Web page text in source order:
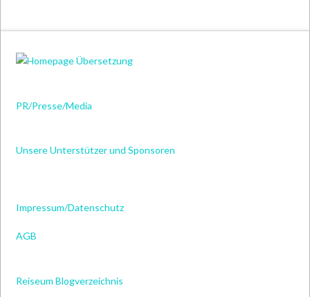
PR/Presse/Media
Unsere Unterstützer und Sponsoren
Impressum/Datenschutz
AGB
Reiseum Blogverzeichnis